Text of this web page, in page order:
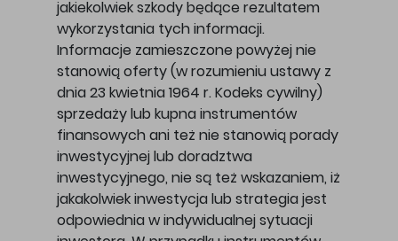
jakiekolwiek szkody będące rezultatem
wykorzystania tych informacji.
Informacje zamieszczone powyżej nie
stanowią oferty (w rozumieniu ustawy z
dnia 23 kwietnia 1964 r. Kodeks cywilny)
sprzedaży lub kupna instrumentów
finansowych ani też nie stanowią porady
inwestycyjnej lub doradztwa
inwestycyjnego, nie są też wskazaniem, iż
jakakolwiek inwestycja lub strategia jest
odpowiednia w indywidualnej sytuacji